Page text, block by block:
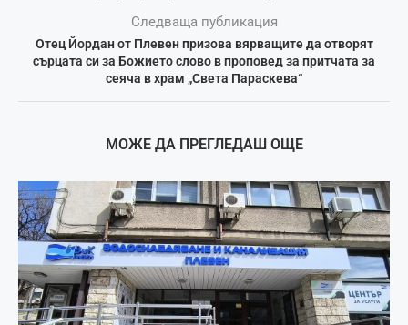
Следваща публикация
Отец Йордан от Плевен призова вярващите да отворят
сърцата си за Божието слово в проповед за притчата за
сеяча в храм „Света Параскева“
МОЖЕ ДА ПРЕГЛЕДАШ ОЩЕ